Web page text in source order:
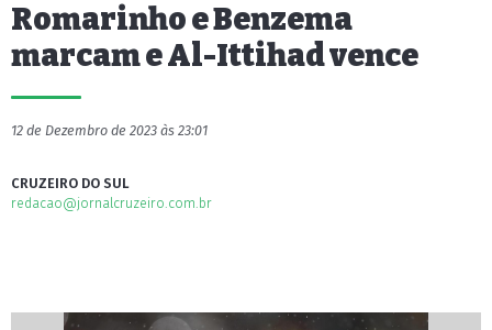
Romarinho e Benzema
marcam e Al-Ittihad vence
12 de Dezembro de 2023 às 23:01
CRUZEIRO DO SUL
redacao@jornalcruzeiro.com.br